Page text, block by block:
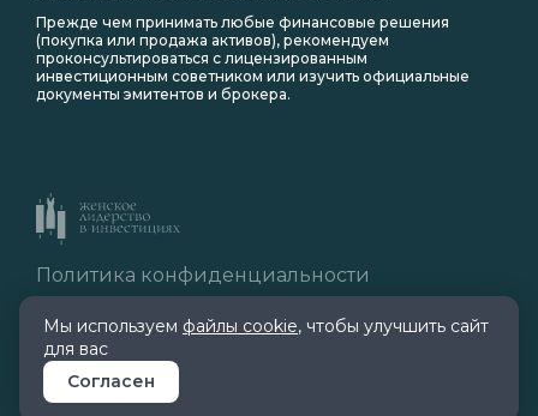
Прежде чем принимать любые финансовые решения
(покупка или продажа активов), рекомендуем
проконсультироваться с лицензированным
инвестиционным советником или изучить официальные
документы эмитентов и брокера.
Политика конфиденциальности
Правила обработки cookie
© 2026 Все права защищены.
Мы используем файлы cookie, чтобы улучшить сайт
для вас
Согласен